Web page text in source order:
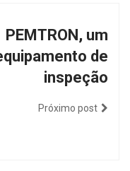
PEMTRON, um
de
inspeção
Próximo post